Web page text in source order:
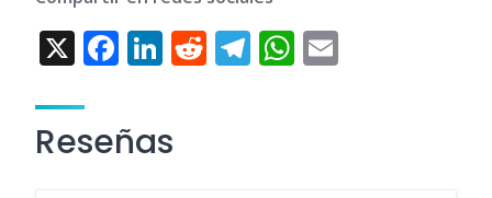
X F
e
b
Li
e
R T W
Reseñas